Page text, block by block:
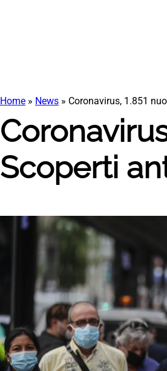
Home » News » Coronavirus, 1.851
Scoperti